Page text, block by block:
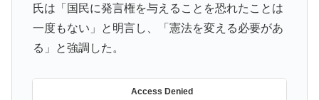
決定的に！メディカル検査をパス！現地サポが歓迎！ア
ーセナルファンも祝福！【海外の反応】
▶ 海外の反応：鈴木誠也が豪快な弾丸19号HRと好守備で
た」とカブスファン絶賛
氏は「国民に発言権を与えることを恐れたことは
一度もない」と明言し、「憲法を変える必要があ
る」と強調した。
Access Denied